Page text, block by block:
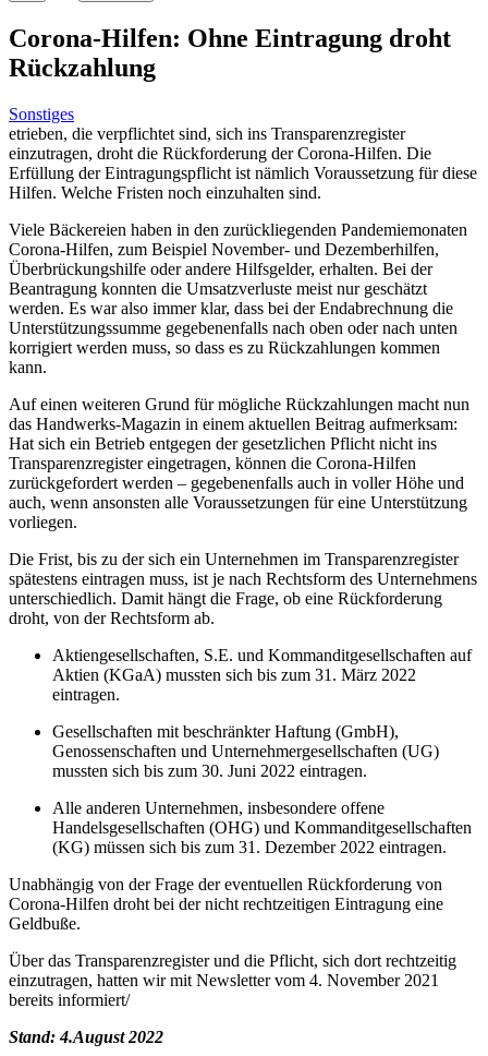
Corona-Hilfen: Ohne Eintragung droht
Rückzahlung
Sonstiges
etrieben, die verpflichtet sind, sich ins Transparenzregister
einzutragen, droht die Rückforderung der Corona-Hilfen. Die
Erfüllung der Eintragungspflicht ist nämlich Voraussetzung für diese
Hilfen. Welche Fristen noch einzuhalten sind.
Viele Bäckereien haben in den zurückliegenden Pandemiemonaten
Corona-Hilfen, zum Beispiel November- und Dezemberhilfen,
Überbrückungshilfe oder andere Hilfsgelder, erhalten. Bei der
Beantragung konnten die Umsatzverluste meist nur geschätzt
werden. Es war also immer klar, dass bei der Endabrechnung die
Unterstützungssumme gegebenenfalls nach oben oder nach unten
korrigiert werden muss, so dass es zu Rückzahlungen kommen
kann.
Auf einen weiteren Grund für mögliche Rückzahlungen macht nun
das Handwerks-Magazin in einem aktuellen Beitrag aufmerksam:
Hat sich ein Betrieb entgegen der gesetzlichen Pflicht nicht ins
Transparenzregister eingetragen, können die Corona-Hilfen
zurückgefordert werden – gegebenenfalls auch in voller Höhe und
auch, wenn ansonsten alle Voraussetzungen für eine Unterstützung
vorliegen.
Die Frist, bis zu der sich ein Unternehmen im Transparenzregister
spätestens eintragen muss, ist je nach Rechtsform des Unternehmens
unterschiedlich. Damit hängt die Frage, ob eine Rückforderung
droht, von der Rechtsform ab.
Aktiengesellschaften, S.E. und Kommanditgesellschaften auf
Aktien (KGaA) mussten sich bis zum 31. März 2022
eintragen.
Gesellschaften mit beschränkter Haftung (GmbH),
Genossenschaften und Unternehmergesellschaften (UG)
mussten sich bis zum 30. Juni 2022 eintragen.
Alle anderen Unternehmen, insbesondere offene
Handelsgesellschaften (OHG) und Kommanditgesellschaften
(KG) müssen sich bis zum 31. Dezember 2022 eintragen.
Unabhängig von der Frage der eventuellen Rückforderung von
Corona-Hilfen droht bei der nicht rechtzeitigen Eintragung eine
Geldbuße.
Über das Transparenzregister und die Pflicht, sich dort rechtzeitig
einzutragen, hatten wir mit Newsletter vom 4. November 2021
bereits informiert/
Stand: 4.August 2022